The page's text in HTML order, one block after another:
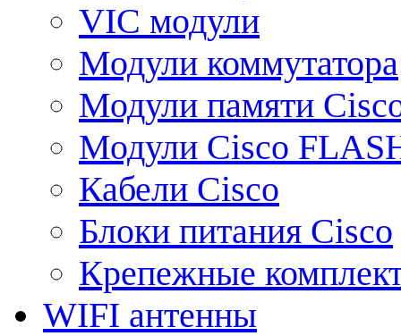
VIC модули
Модули коммутатора
Модули памяти
Модули Cisco
Кабели Cisco
Блоки питания Cisco
Крепежные
WIFI антенны